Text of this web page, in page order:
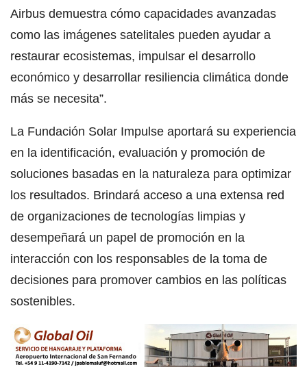
Airbus demuestra cómo capacidades avanzadas
como las imágenes satelitales pueden ayudar a
restaurar ecosistemas, impulsar el desarrollo
económico y desarrollar resiliencia climática donde
más se necesita”.
La Fundación Solar Impulse aportará su experiencia
en la identificación, evaluación y promoción de
soluciones basadas en la naturaleza para optimizar
los resultados. Brindará acceso a una extensa red
de organizaciones de tecnologías limpias y
desempeñará un papel de promoción en la
interacción con los responsables de la toma de
decisiones para promover cambios en las políticas
sostenibles.